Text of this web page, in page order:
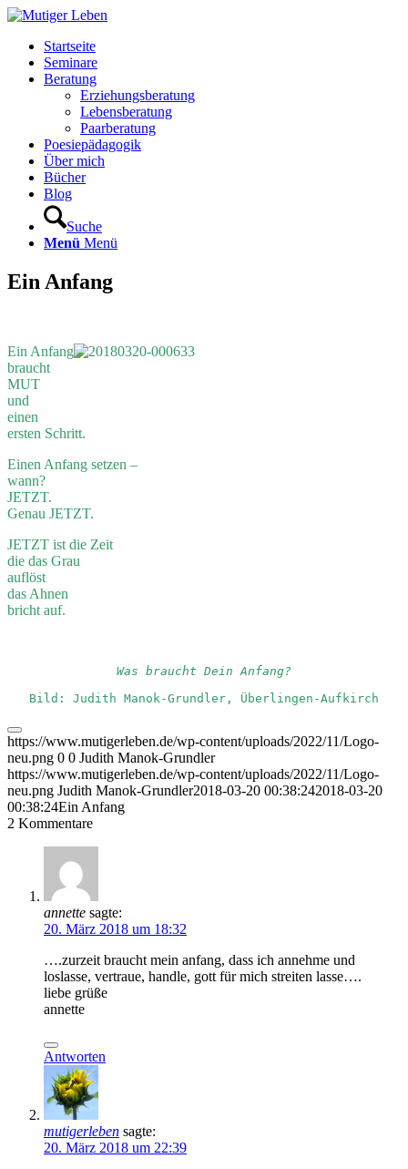
Startseite
Seminare
Beratung
Erziehungsberatung
Lebensberatung
Paarberatung
Poesiepädagogik
Über mich
Bücher
Blog
Suche
Menü Menü
Ein Anfang
Ein Anfang
braucht
MUT
und
einen
ersten Schritt.
Einen Anfang setzen –
wann?
JETZT.
Genau JETZT.
JETZT ist die Zeit
die das Grau
auflöst
das Ahnen
bricht auf.
Was braucht Dein Anfang?
Bild: Judith Manok-Grundler, Überlingen-Aufkirch
https://www.mutigerleben.de/wp-content/uploads/2022/11/Logo-
neu.png 0 0 Judith Manok-Grundler
https://www.mutigerleben.de/wp-content/uploads/2022/11/Logo-
neu.png Judith Manok-Grundler2018-03-20 00:38:242018-03-20
00:38:24Ein Anfang
2 Kommentare
annette sagte:
20. März 2018 um 18:32
….zurzeit braucht mein anfang, dass ich annehme und
loslasse, vertraue, handle, gott für mich streiten lasse….
liebe grüße
annette
Antworten
mutigerleben sagte:
20. März 2018 um 22:39